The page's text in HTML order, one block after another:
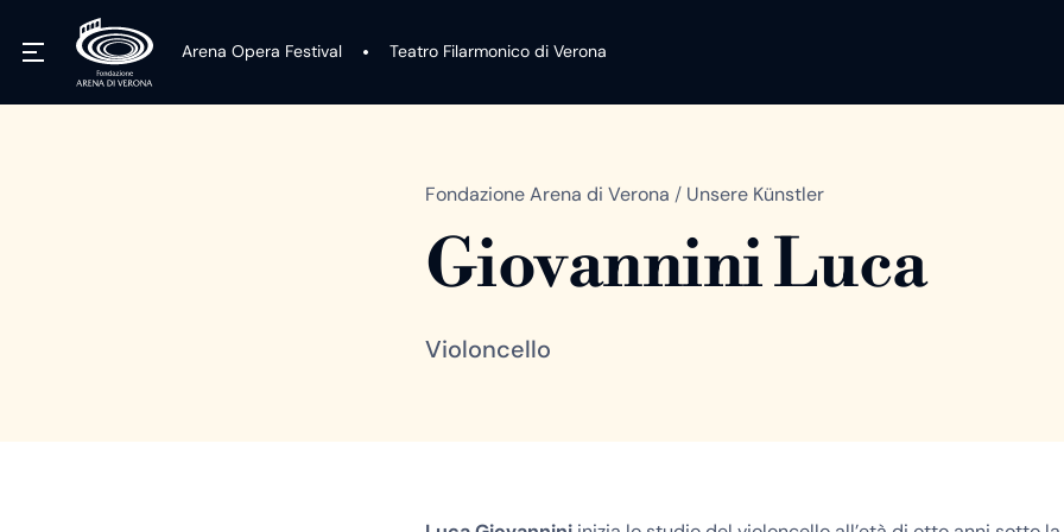
Arena Opera Festival Teatro Filarmonico di Verona
Fondazione Arena di Verona / Unsere Künstler
Giovannini Luca
Violoncello